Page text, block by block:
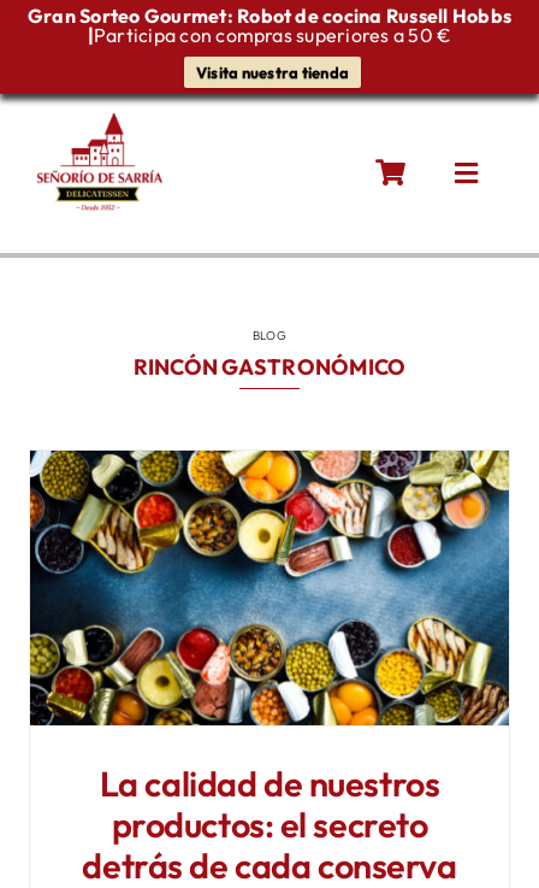
Gran Sorteo Gourmet: Robot de cocina Russell Hobbs
|Participa con compras superiores a 50 €
Visita nuestra tienda
Saltar
contenido
Toggle
Quiénes somos
Productos gourmet
Contacto
Mi cuenta
BLOG
RINCÓN GASTRONÓMICO
La calidad de nuestros
productos: el secreto
detrás de cada conserva